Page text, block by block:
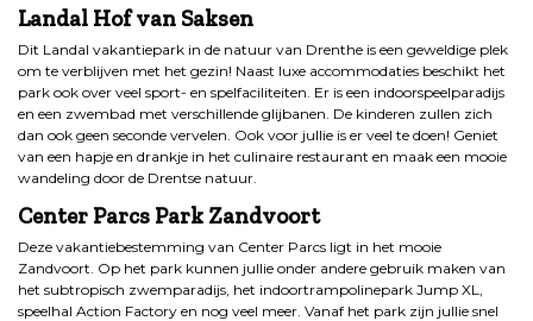
Landal Hof van Saksen
Dit Landal vakantiepark in de natuur van Drenthe is een geweldige plek
om te verblijven met het gezin! Naast luxe accommodaties beschikt het
park ook over veel sport- en spelfaciliteiten. Er is een indoorspeelparadijs
en een zwembad met verschillende glijbanen. De kinderen zullen zich
dan ook geen seconde vervelen. Ook voor jullie is er veel te doen! Geniet
van een hapje en drankje in het culinaire restaurant en maak een mooie
wandeling door de Drentse natuur.
Center Parcs Park Zandvoort
Deze vakantiebestemming van Center Parcs ligt in het mooie
Zandvoort. Op het park kunnen jullie onder andere gebruik maken van
het subtropisch zwemparadijs, het indoortrampolinepark Jump XL,
speelhal Action Factory en nog veel meer. Vanaf het park zijn jullie snel